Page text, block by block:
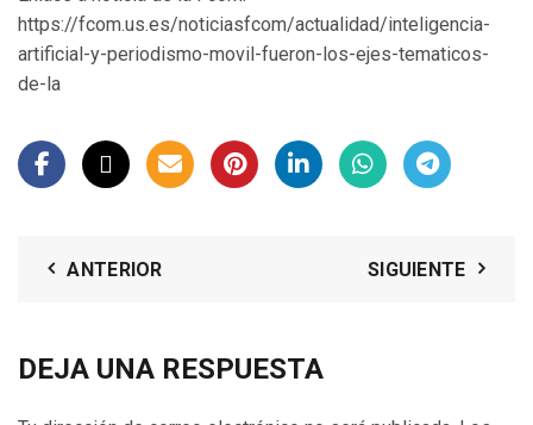
https://fcom.us.es/noticiasfcom/actualidad/inteligencia-
artificial-y-periodismo-movil-fueron-los-ejes-tematicos-
de-la
ANTERIOR SIGUIENTE
DEJA UNA RESPUESTA